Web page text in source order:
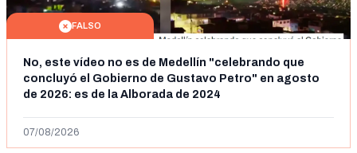
FALSO
No, este vídeo no es de Medellín "celebrando que
concluyó el Gobierno de Gustavo Petro" en agosto
de 2026: es de la Alborada de 2024
07/08/2026